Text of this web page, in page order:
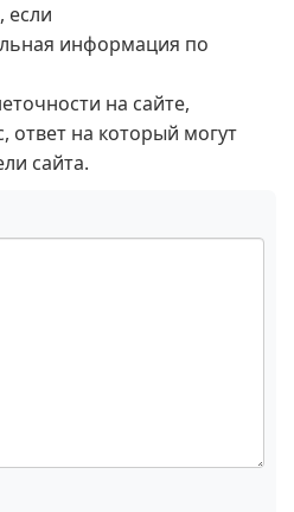
если
информация по
на сайте,
ответ на который могут
сайта.